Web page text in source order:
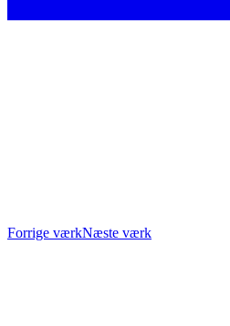
Forrige værkNæste værk